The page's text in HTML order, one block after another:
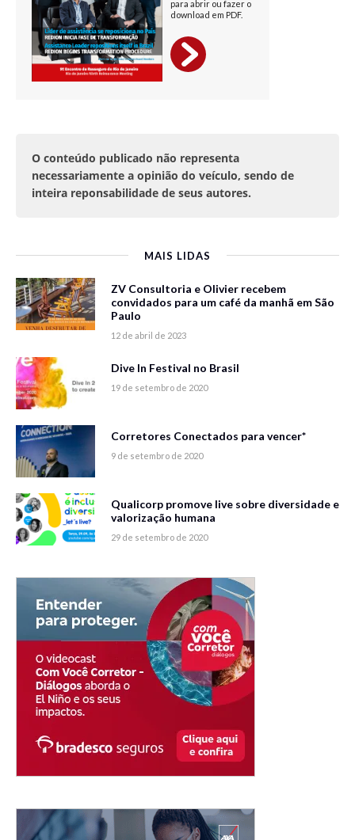
O conteúdo publicado não representa
necessariamente a opinião do veículo, sendo de
inteira reponsabilidade de seus autores.
MAIS LIDAS
ZV Consultoria e Olivier recebem
convidados para um café da manhã em São
Paulo
12 de abril de 2023
Dive In Festival no Brasil
19 de setembro de 2020
Corretores Conectados para vencer*
9 de setembro de 2020
Qualicorp promove live sobre diversidade e
valorização humana
29 de setembro de 2020